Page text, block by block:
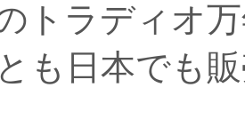
トラディオ
も日本でも